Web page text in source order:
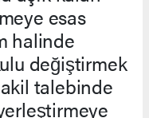
esas
halinde
değiştirmek
talebinde